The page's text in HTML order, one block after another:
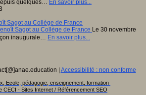
quelques… En savoir plus...
Sagot au Collège de France
Le 30 novembre
inaugurale… En savoir plus...
| Accessibilité : non conforme
Ecole, pédagogie, enseignement, formation
CECI - Sites Internet / Référencement SEO